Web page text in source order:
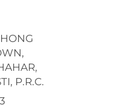
P.R.C.